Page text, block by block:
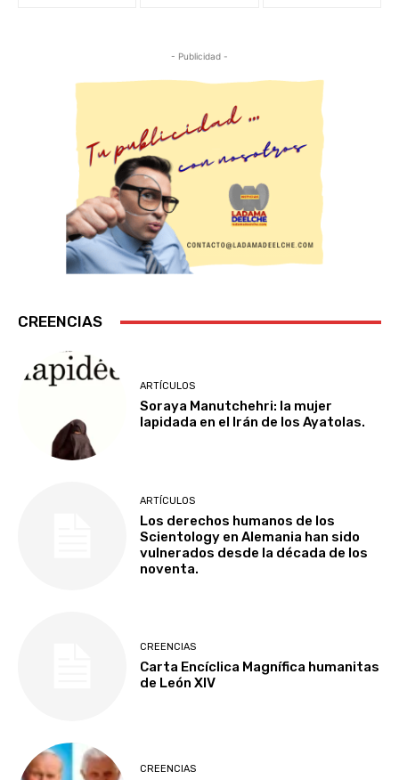
- Publicidad -
CREENCIAS
ARTÍCULOS
Soraya Manutchehri: la mujer
lapidada en el Irán de los Ayatolas.
ARTÍCULOS
Los derechos humanos de los
Scientology en Alemania han sido
vulnerados desde la década de los
noventa.
CREENCIAS
Carta Encíclica Magnífica humanitas
de León XIV
CREENCIAS